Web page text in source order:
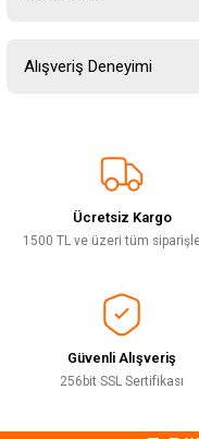
Bu ürünün fiyat bilgisi,
yetersiz gördüğünüz
Ürün resmi kalitesiz,
Ürün açıklamasında
Ürün bilgilerinde hatalar
Bu ürüne benzer farklı
Alışveriş Deneyimi
Ücretsiz Kargo
1500 TL ve üzeri tüm
Güvenli Alışveriş
256bit SSL Sertifikası